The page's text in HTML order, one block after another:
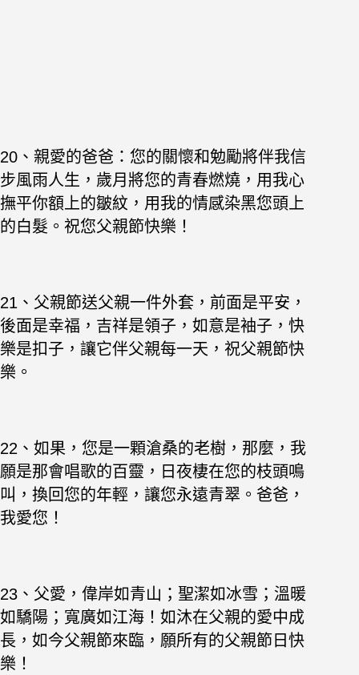
20、親愛的爸爸：您的關懷和勉勵將伴我信
步風雨人生，歲月將您的青春燃燒，用我心
撫平你額上的皺紋，用我的情感染黑您頭上
的白髮。祝您父親節快樂！
21、父親節送父親一件外套，前面是平安，
後面是幸福，吉祥是領子，如意是袖子，快
樂是扣子，讓它伴父親每一天，祝父親節快
樂。
22、如果，您是一顆滄桑的老樹，那麼，我
願是那會唱歌的百靈，日夜棲在您的枝頭鳴
叫，換回您的年輕，讓您永遠青翠。爸爸，
我愛您！
23、父愛，偉岸如青山；聖潔如冰雪；溫暖
如驕陽；寬廣如江海！如沐在父親的愛中成
長，如今父親節來臨，願所有的父親節日快
樂！